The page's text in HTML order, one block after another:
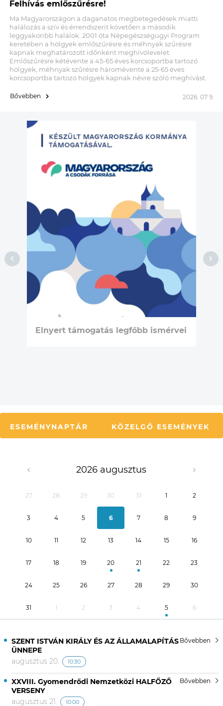
Felhívás emlőszűrésre!
Ma Magyarországon a daganatos megbetegedések miatti
halálozás a szív és érrendszerit követően a második
leggyakoribb halálok. 2001 óta Népegészségügyi Program
keretében a hölgyek emlőszűrésre és méhnyak szűrésre
kapnak meghatározott időnként meghívólevelet.
Emlőszűrésre kétévente a 45-65 éves korcsoportba tartozó
hölgyek, méhnyak szűrésre háromévente a 25-65 éves
korcsoportba tartozó hölgyek kapnak névre szóló meghívást.
Bővebben 2026. 07 9.
Elnyert támogatás legfőbb ismérvei
ESEMÉNYNAPTÁR KÖZELGŐ ESEMÉNYEK
2026 augusztus
27 28 29 30 31 1 2
3 4 5 6 7 8 9
10 11 12 13 14 15 16
17 18 19 20 21 22 23
24 25 26 27 28 29 30
31 1 2 3 4 5 6
SZENT ISTVÁN KIRÁLY ÉS AZ ÁLLAMALAPÍTÁS
ÜNNEPE
Bővebben
augusztus 20. 10:30
XXVIII. Gyomendrődi Nemzetközi HALFŐZŐ
VERSENY
Bővebben
augusztus 21. 10:00